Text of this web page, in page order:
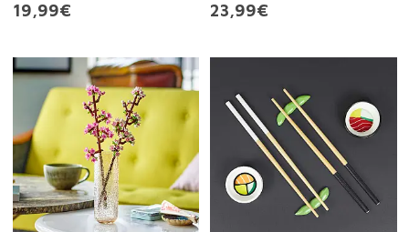
19,99€
23,99€